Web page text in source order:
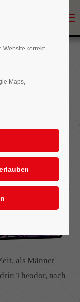
als Männer
Theodor, nach
Website korrekt
Maps,